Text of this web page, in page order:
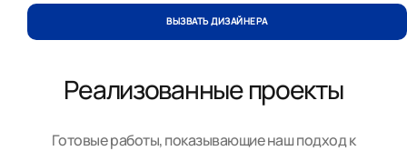
ВЫЗВАТЬ ДИЗАЙНЕРА
Реализованные проекты
Готовые работы, показывающие наш подход к